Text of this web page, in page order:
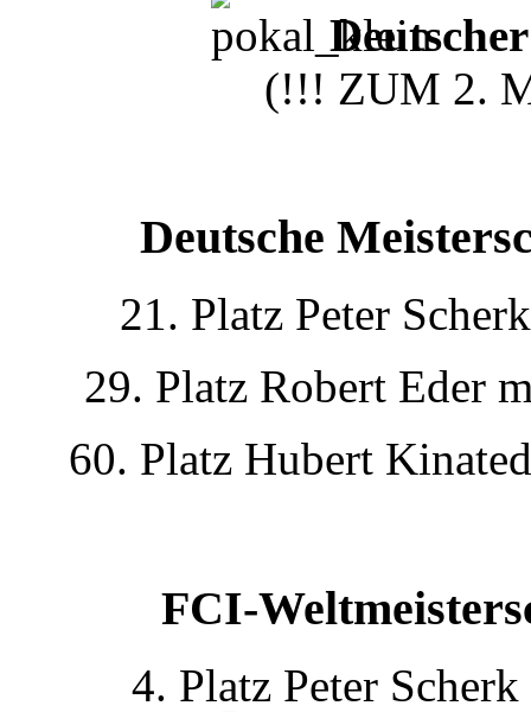
(!!! ZUM 2.
Deutsche
21. Platz Peter
29. Platz Robert Eder
60. Platz Hubert
FCI-
4. Platz Peter